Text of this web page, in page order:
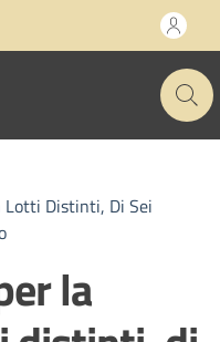
Lotti Distinti, Di Sei
la